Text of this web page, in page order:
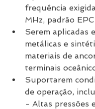
frequência
MHz, padrão EPC
Serem aplicadas
metálicas e
materiais de
terminais
Suportarem
de operação,
- Altas pressões